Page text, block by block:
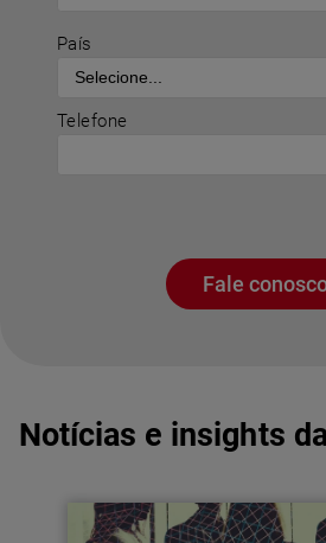
País
Telefone
Fale
Notícias e insights